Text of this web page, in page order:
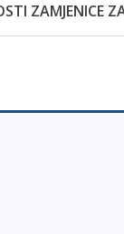
ZAMJENICE